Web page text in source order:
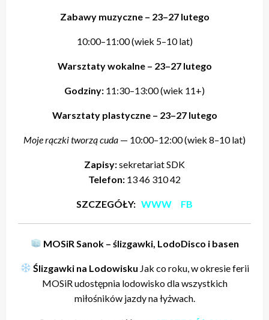
Zabawy muzyczne – 23–27 lutego
10:00–11:00 (wiek 5–10 lat)
Warsztaty wokalne – 23–27 lutego
Godziny: 11:30–13:00 (wiek 11+)
Warsztaty plastyczne – 23–27 lutego
Moje rączki tworzą cuda — 10:00–12:00 (wiek 8–10 lat)
Zapisy:sekretariat SDK
Telefon: 13 46 310 42
SZCZEGÓŁY: WWW FB
MOSiR Sanok – ślizgawki, LodoDisco i basen
Ślizgawki na Lodowisku Jak co roku, w okresie ferii
MOSiR udostępnia lodowisko dla wszystkich
miłośników jazdy na łyżwach.